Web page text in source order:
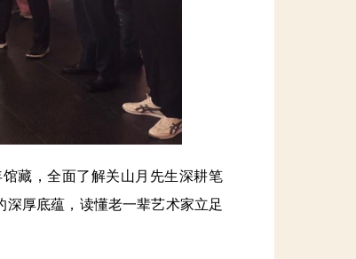
藏，全面了解关山月先生深耕笔
厚底蕴，读懂老一辈艺术家立足